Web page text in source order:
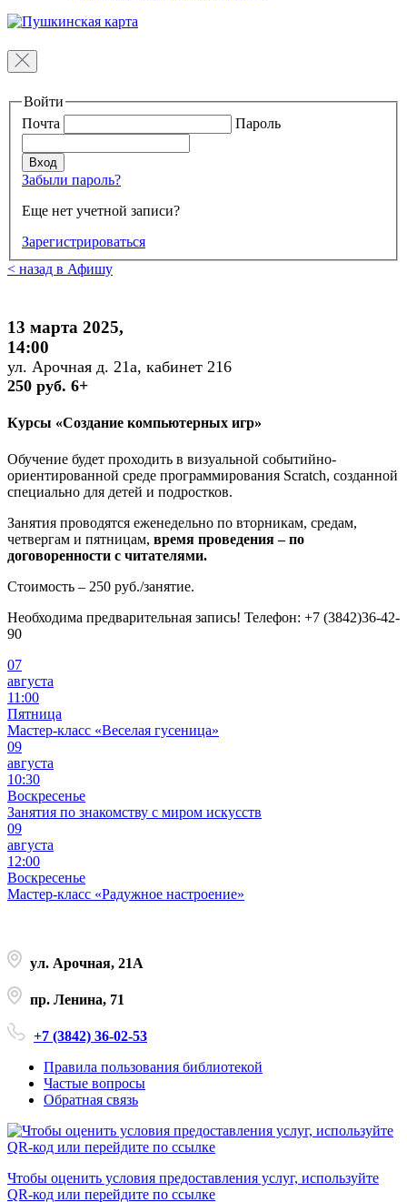
Войти
Почта
Пароль
Забыли пароль?
Еще нет учетной записи?
Зарегистрироваться
< назад в Афишу
13 марта 2025,
14:00
ул. Арочная д. 21а, кабинет 216
250 руб. 6+
Курсы «Создание компьютерных игр»
Обучение будет проходить в визуальной событийно-
ориентированной среде программирования Scratch, созданной
специально для детей и подростков.
Занятия проводятся еженедельно по вторникам, средам,
четвергам и пятницам, время проведения – по
договоренности с читателями.
Стоимость – 250 руб./занятие.
Необходима предварительная запись! Телефон: +7 (3842)36-42-
90
07
августа
11:00
Пятница
Мастер-класс «Веселая гусеница»
09
августа
10:30
Воскресенье
Занятия по знакомству с миром искусств
09
августа
12:00
Воскресенье
Мастер-класс «Радужное настроение»
ул. Арочная, 21А
пр. Ленина, 71
+7 (3842) 36-02-53
Правила пользования библиотекой
Частые вопросы
Обратная связь
Чтобы оценить условия предоставления услуг, используйте
QR-код или перейдите по ссылке